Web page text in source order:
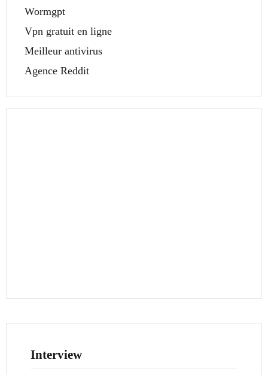
Wormgpt
Vpn gratuit en ligne
Meilleur antivirus
Agence Reddit
Interview